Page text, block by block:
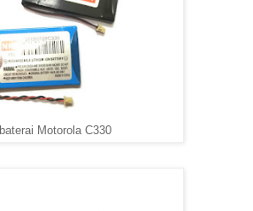
baterai Motorola C330